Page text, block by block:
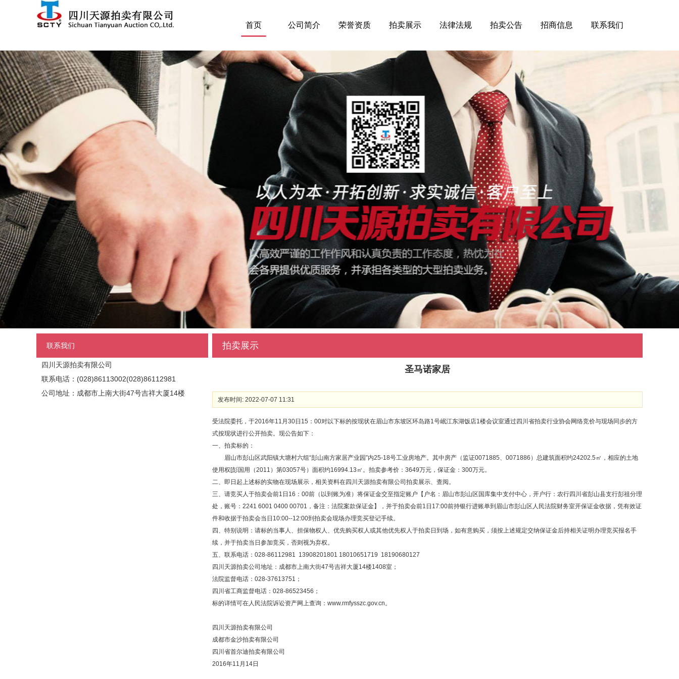
首页 公司简介 荣誉资质 拍卖展示 法律法规 拍卖公告 招商信息 联系我们
联系我们
四川天源拍卖有限公司
联系电话：(028)86113002(028)86112981
公司地址：成都市上南大街47号吉祥大厦14楼
拍卖展示
圣马诺家居
发布时间: 2022-07-07 11:31
受法院委托，于2016年11月30日15：00对以下标的按现状在眉山市东坡区环岛路1号岷江东湖饭店1楼会议室通过四川省拍卖行业协会网络竞价与现场同步的方
式按现状进行公开拍卖。现公告如下：
一、拍卖标的：
眉山市彭山区武阳镇大塘村六组“彭山南方家居产业园”内25-18号工业房地产。其中房产（监证0071885、0071886）总建筑面积约24202.5㎡，相应的土地
使用权[彭国用（2011）第03057号）面积约16994.13㎡。拍卖参考价：3649万元，保证金：300万元。
二、即日起上述标的实物在现场展示，相关资料在四川天源拍卖有限公司拍卖展示、查阅。
三、请竞买人于拍卖会前1日16：00前（以到账为准）将保证金交至指定账户【户名：眉山市彭山区国库集中支付中心，开户行：农行四川省彭山县支行彭祖分理
处，账号：2241 6001 0400 00701，备注：法院案款保证金】，并于拍卖会前1日17:00前持银行进账单到眉山市彭山区人民法院财务室开保证金收据，凭有效证
件和收据于拍卖会当日10:00--12:00到拍卖会现场办理竞买登记手续。
四、特别说明：请标的当事人、担保物权人、优先购买权人或其他优先权人于拍卖日到场，如有意购买，须按上述规定交纳保证金后持相关证明办理竞买报名手
续，并于拍卖当日参加竞买，否则视为弃权。
五、联系电话：028-86112981 13908201801 18010651719 18190680127
四川天源拍卖公司地址：成都市上南大街47号吉祥大厦14楼1408室；
法院监督电话：028-37613751；
四川省工商监督电话：028-86523456；
标的详情可在人民法院诉讼资产网上查询：www.rmfysszc.gov.cn。
四川天源拍卖有限公司
成都市金沙拍卖有限公司
四川省首尔迪拍卖有限公司
2016年11月14日